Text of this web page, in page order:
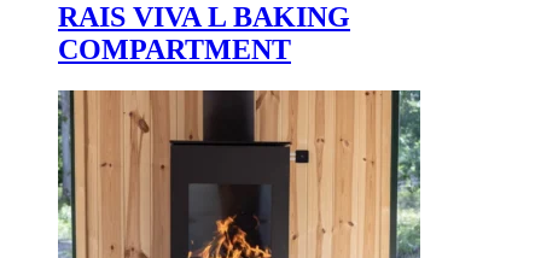
RAIS VIVA L BAKING
COMPARTMENT